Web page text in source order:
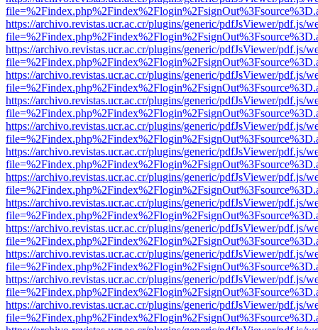
https://archivo.revistas.ucr.ac.cr/plugins/generic/pdfJsViewer/pdf.js/
https://archivo.revistas.ucr.ac.cr/plugins/generic/pdfJsViewer/pdf.js/
https://archivo.revistas.ucr.ac.cr/plugins/generic/pdfJsViewer/pdf.js/
https://archivo.revistas.ucr.ac.cr/plugins/generic/pdfJsViewer/pdf.js/
https://archivo.revistas.ucr.ac.cr/plugins/generic/pdfJsViewer/pdf.js/
https://archivo.revistas.ucr.ac.cr/plugins/generic/pdfJsViewer/pdf.js/
https://archivo.revistas.ucr.ac.cr/plugins/generic/pdfJsViewer/pdf.js/
https://archivo.revistas.ucr.ac.cr/plugins/generic/pdfJsViewer/pdf.js/
https://archivo.revistas.ucr.ac.cr/plugins/generic/pdfJsViewer/pdf.js/
https://archivo.revistas.ucr.ac.cr/plugins/generic/pdfJsViewer/pdf.js/
https://archivo.revistas.ucr.ac.cr/plugins/generic/pdfJsViewer/pdf.js/
https://archivo.revistas.ucr.ac.cr/plugins/generic/pdfJsViewer/pdf.js/